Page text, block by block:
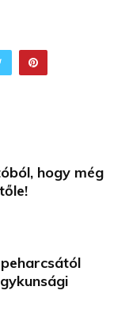
hogy még